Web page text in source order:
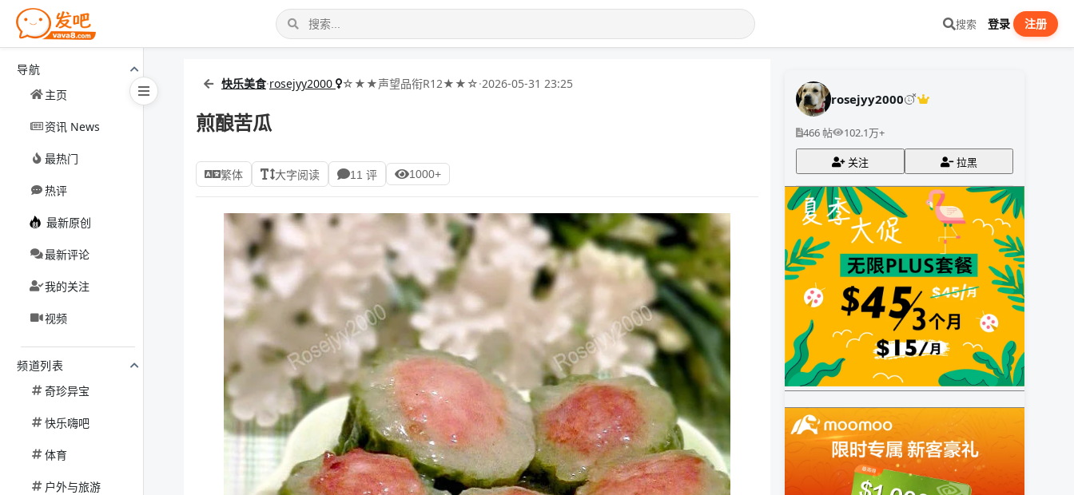
搜索 登录 注册
导航
主页
资讯 News
最热门
热评
最新原创
最新评论
我的关注
视频
频道列表
奇珍异宝
快乐嗨吧
体育
户外与旅游
快乐美食·rosejyy2000 ☆★★声望品衔R12★★☆·2026-05-31 23:25
煎酿苦瓜
繁体 大字阅读 11 评 1000+
rosejyy2000
466 帖 102.1万+
关注 拉黑